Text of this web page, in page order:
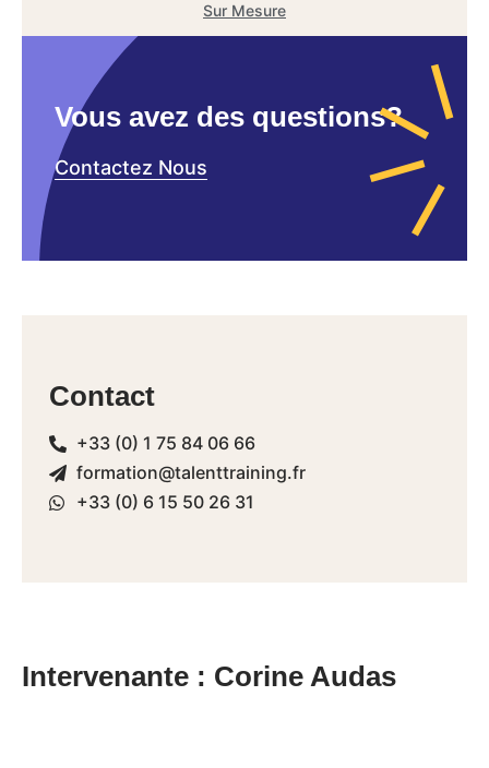
Sur Mesure
Vous avez des questions?
Contactez Nous
Contact
+33 (0) 1 75 84 06 66
formation@talenttraining.fr
+33 (0) 6 15 50 26 31
Intervenante : Corine Audas